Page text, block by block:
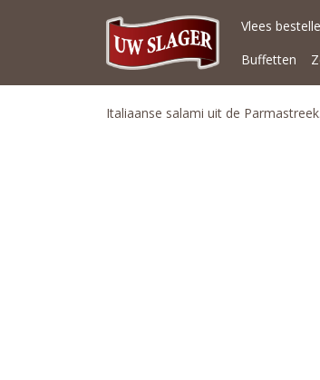
Vlees
Buffetten
Italiaanse salami uit de Parmastreek.